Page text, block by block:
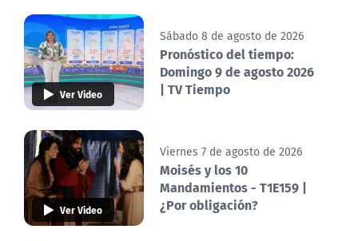
Ver Video
Sábado 8 de agosto de 2026
Pronóstico del tiempo:
Domingo 9 de agosto 2026
| TV Tiempo
Ver Video
Viernes 7 de agosto de 2026
Moisés y los 10
Mandamientos - T1E159 |
¿Por obligación?